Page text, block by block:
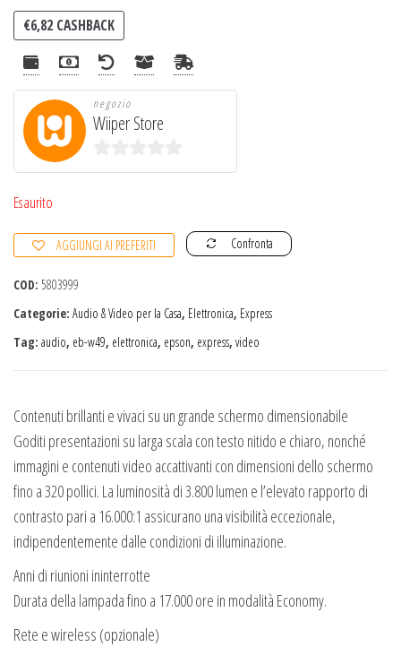
€6,82CASHBACK
negozio
Wiiper Store
0
5
Esaurito
AGGIUNGI AI PREFERITI Confronta
COD: 5803999
Categorie: Audio & Video per la Casa, Elettronica, Express
Tag: audio, eb-w49, elettronica, epson, express, video
Contenuti brillanti e vivaci su un grande schermo dimensionabile
Goditi presentazioni su larga scala con testo nitido e chiaro, nonché
immagini e contenuti video accattivanti con dimensioni dello schermo
fino a 320 pollici. La luminosità di 3.800 lumen e l’elevato rapporto di
contrasto pari a 16.000:1 assicurano una visibilità eccezionale,
indipendentemente dalle condizioni di illuminazione.
Anni di riunioni ininterrotte
Durata della lampada fino a 17.000 ore in modalità Economy.
Rete e wireless (opzionale)